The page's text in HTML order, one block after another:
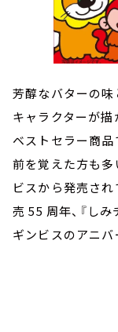
芳醇なバターの味
キャラクターが
ベストセラー商品
前を覚えた方も
ビスから発売され
売 55 周年、『し
ギンビスのアニ